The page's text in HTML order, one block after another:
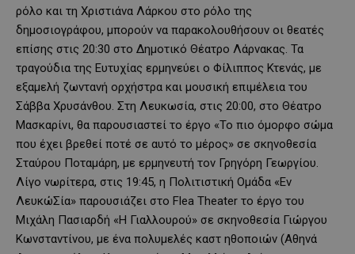
ρόλο και τη Χριστιάνα Λάρκου στο ρόλο της
δημοσιογράφου, μπορούν να παρακολουθήσουν οι θεατές
επίσης στις 20:30 στο Δημοτικό Θέατρο Λάρνακας. Τα
τραγούδια της Ευτυχίας ερμηνεύει ο Φίλιππος Κτενάς, με
εξαμελή ζωντανή ορχήστρα και μουσική επιμέλεια του
Σάββα Χρυσάνθου. Στη Λευκωσία, στις 20:00, στο Θέατρο
Μασκαρίνι, θα παρουσιαστεί το έργο «Το πιο όμορφο σώμα
που έχει βρεθεί ποτέ σε αυτό το μέρος» σε σκηνοθεσία
Σταύρου Ποταμάρη, με ερμηνευτή τον Γρηγόρη Γεωργίου.
Λίγο νωρίτερα, στις 19:45, η Πολιτιστική Ομάδα «Εν
ΛευκώΣία» παρουσιάζει στο Flea Theater το έργο του
Μιχάλη Πασιαρδή «Η Γιαλλουρού» σε σκηνοθεσία Γιώργου
Κωνσταντίνου, με ένα πολυμελές καστ ηθοποιών (Αθηνά